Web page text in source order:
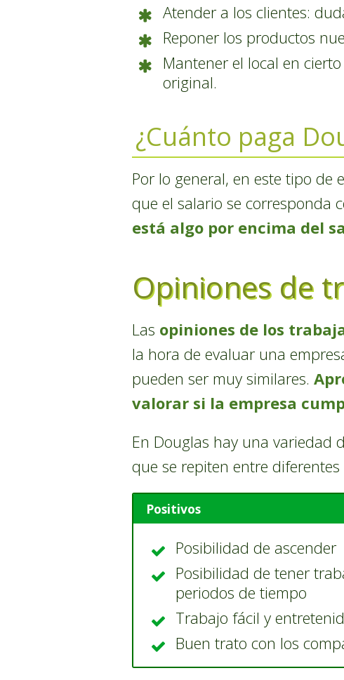
Atender a los clientes:
Reponer los productos
Mantener el local en
original.
¿Cuánto paga
Por lo general, en este tipo
que el salario se corresponda
está algo por encima del
Opiniones de
Las opiniones de los
la hora de evaluar una
pueden ser muy similares.
valorar si la empresa
En Douglas hay una variedad
que se repiten entre
Positivos
Posibilidad de ascender
Posibilidad de tener
periodos de tiempo
Trabajo fácil y
Buen trato con los